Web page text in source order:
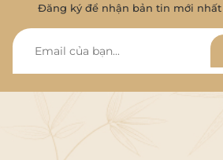
Đăng ký để nhận bản tin mới nhất